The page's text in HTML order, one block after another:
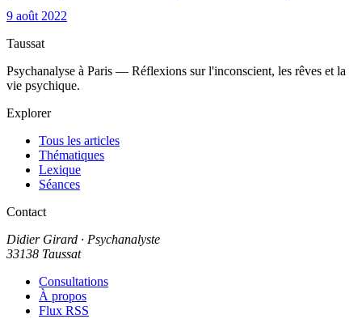
9 août 2022
Taussat
Psychanalyse à Paris — Réflexions sur l'inconscient, les rêves et la
vie psychique.
Explorer
Tous les articles
Thématiques
Lexique
Séances
Contact
Didier Girard · Psychanalyste
33138 Taussat
Consultations
À propos
Flux RSS